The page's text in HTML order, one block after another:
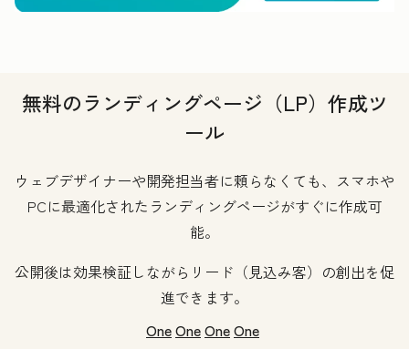
無料のランディングページ（LP）作成ツ
ール
ウェブデザイナーや開発担当者に頼らなくても、スマホや
PCに最適化されたランディングページがすぐに作成可
能。
公開後は効果検証しながらリード（見込み客）の創出を促
進できます。
OneOneOneOne